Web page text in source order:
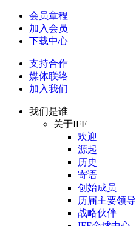
会员章程
加入会员
下载中心
支持合作
媒体联络
加入我们
我们是谁
关于IFF
欢迎
源起
历史
寄语
创始成员
历届主要领导
战略伙伴